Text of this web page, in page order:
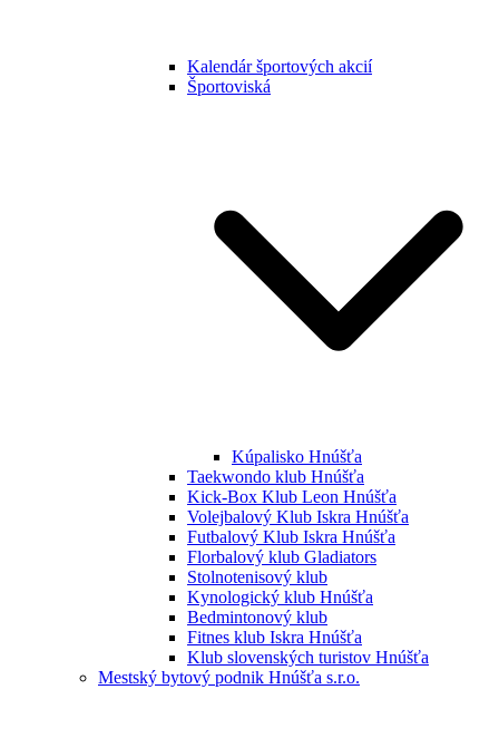
Kalendár športových akcií
Športoviská
Kúpalisko Hnúšťa
Taekwondo klub Hnúšťa
Kick-Box Klub Leon Hnúšťa
Volejbalový Klub Iskra Hnúšťa
Futbalový Klub Iskra Hnúšťa
Florbalový klub Gladiators
Stolnotenisový klub
Kynologický klub Hnúšťa
Bedmintonový klub
Fitnes klub Iskra Hnúšťa
Klub slovenských turistov Hnúšťa
Mestský bytový podnik Hnúšťa s.r.o.